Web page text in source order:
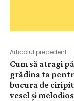
Articolul precedent
Cum să atragi
grădina ta
bucura de
vesel și